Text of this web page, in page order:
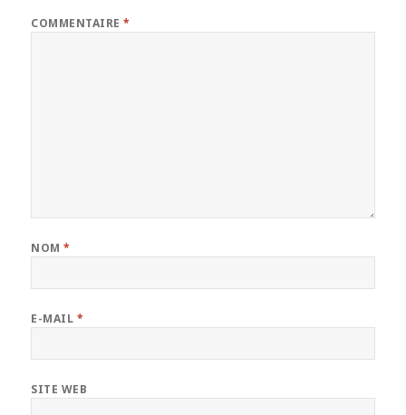
COMMENTAIRE*
NOM*
E-MAIL *
SITE WEB